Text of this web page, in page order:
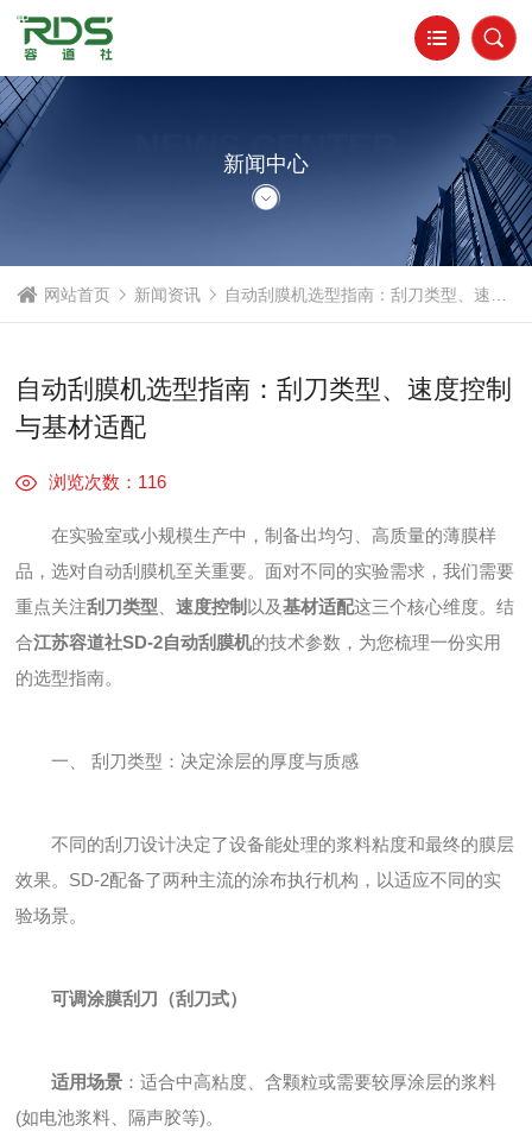
NEWS CENTER
新闻中心
网站首页 新闻资讯 自动刮膜机选型指南：刮刀类型、速度控制与基材适配
自动刮膜机选型指南：刮刀类型、速度控制
与基材适配
浏览次数：116
在实验室或小规模生产中，制备出均匀、高质量的薄膜样
品，选对自动刮膜机至关重要。面对不同的实验需求，我们需要
重点关注刮刀类型 、速度控制 以及基材适配这三个核心维度。结
合江苏容道社SD-2自动刮膜机的技术参数，为您梳理一份实用
的选型指南。
一、 刮刀类型：决定涂层的厚度与质感
不同的刮刀设计决定了设备能处理的浆料粘度和最终的膜层
效果。SD-2配备了两种主流的涂布执行机构，以适应不同的实
验场景。
可调涂膜刮刀（刮刀式）
适用场景 ：适合中高粘度、含颗粒或需要较厚涂层的浆料
(如电池浆料、隔声胶等)。